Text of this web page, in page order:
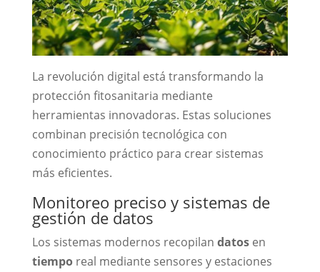
La revolución digital está transformando la
protección fitosanitaria mediante
herramientas innovadoras. Estas soluciones
combinan precisión tecnológica con
conocimiento práctico para crear sistemas
más eficientes.
Monitoreo preciso y sistemas de
gestión de datos
Los sistemas modernos recopilan datosen
tiemporeal mediante sensores y estaciones